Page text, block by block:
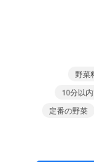
野菜
10分以
定番の野菜